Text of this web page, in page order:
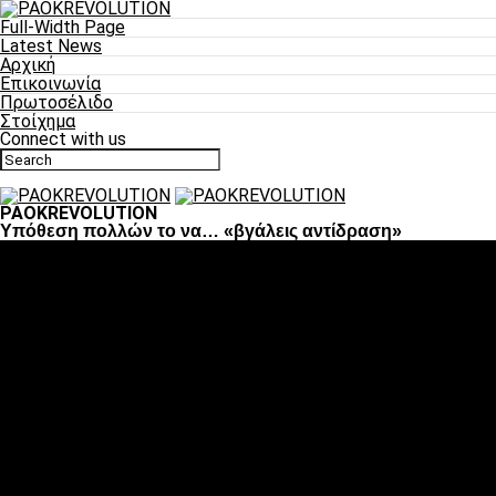
Full-Width Page
Latest News
Αρχική
Επικοινωνία
Πρωτοσέλιδο
Στοίχημα
Connect with us
PAOKREVOLUTION
Υπόθεση πολλών το να… «βγάλεις αντίδραση»